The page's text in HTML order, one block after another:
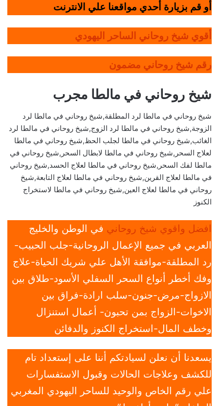
أو قم بزيارة أحدي مواقعنا علي الانترنت
أقوي شيخ روحاني الساحر اليهودي
رقم شيخ روحاني مضمون
شيخ روحاني في مالطا مجرب
شيخ روحاني في مالطا لرد المطلقة,شيخ روحاني في مالطا لرد
الزوجة,شيخ روحاني في مالطا لرد الزوج,شيخ روحاني في مالطا لرد
الغائب,شيخ روحاني في مالطا لجلب الحظ,شيخ روحاني في مالطا
لعلاج السحر,شيخ روحاني في مالطا لابطال السحر,شيخ روحاني في
مالطا لفك السحر,شيخ روحاني في مالطا لعلاج الحسد,شيخ روحاني
في مالطا لعلاج القرين,شيخ روحاني في مالطا لعلاج التابعة,شيخ
روحاني في مالطا لعلاج العين,شيخ روحاني في مالطا لاستخراج
الكنوز
افضل واقوي شيخ روحاني في الوطن والخليج
العربي في جميع الإعمال الروحانية-جلب الحبيب-
رد المطلقة-موافقة الأهل علي شريك الحياة-علاج
وفك أخطر أنواع السحر السفلي الأسود-طلاق بين
الازواج-مرض-جنون-سلب ارادة-فراق بين
الاخوات-الزواج بمن تحبون- أعمال استنزال
وخطف المال-استخراج الكنوز والدفائن
يسعدنا أن نعلن لسيادتكم أننا على إستعداد تام
للكشف وعلاجات الحالات وقبول الاستفسارات
علي رقم الخاص والوحيد للساحر اليهودي المغربي